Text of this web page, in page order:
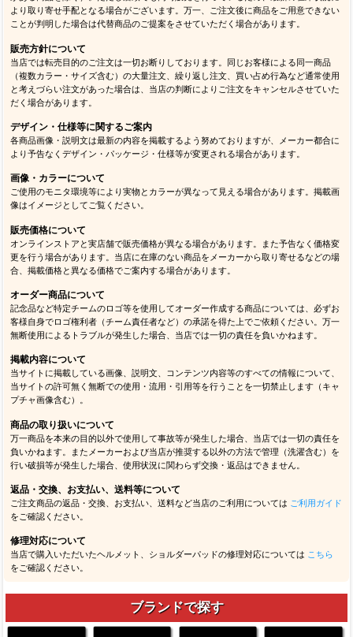
より取り寄せ手配となる場合がございます。万一、ご注文後に商品をご用意できない
ことが判明した場合は代替商品のご提案をさせていただく場合があります。
販売方針について
当店では転売目的のご注文は一切お断りしております。同じお客様による同一商品
（複数カラー・サイズ含む）の大量注文、繰り返し注文、買い占め行為など通常使用
と考えづらい注文があった場合は、当店の判断によりご注文をキャンセルさせていた
だく場合があります。
デザイン・仕様等に関するご案内
各商品画像・説明文は最新の内容を掲載するよう努めておりますが、メーカー都合に
より予告なくデザイン・パッケージ・仕様等が変更される場合があります。
画像・カラーについて
ご使用のモニタ環境等により実物とカラーが異なって見える場合があります。掲載画
像はイメージとしてご覧ください。
販売価格について
オンラインストアと実店舗で販売価格が異なる場合があります。また予告なく価格変
更を行う場合があります。当店に在庫のない商品をメーカーから取り寄せるなどの場
合、掲載価格と異なる価格でご案内する場合があります。
オーダー商品について
記念品など特定チームのロゴ等を使用してオーダー作成する商品については、必ずお
客様自身でロゴ権利者（チーム責任者など）の承諾を得た上でご依頼ください。万一
無断使用によるトラブルが発生した場合、当店では一切の責任を負いかねます。
掲載内容について
当サイトに掲載している画像、説明文、コンテンツ内容等のすべての情報について、
当サイトの許可無く無断での使用・流用・引用等を行うことを一切禁止します（キャ
プチャ画像含む）。
商品の取り扱いについて
万一商品を本来の目的以外で使用して事故等が発生した場合、当店では一切の責任を
負いかねます。またメーカーおよび当店が推奨する以外の方法で管理（洗濯含む）を
行い破損等が発生した場合、使用状況に関わらず交換・返品はできません。
返品・交換、お支払い、送料等について
ご注文商品の返品・交換、お支払い、送料など当店のご利用については ご利用ガイド
をご確認ください。
修理対応について
当店で購入いただいたヘルメット、ショルダーパッドの修理対応については こちら
をご確認ください。
ブランドで探す